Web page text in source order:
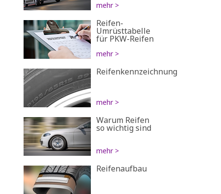
mehr >
Reifen-
Umrüsttabelle
für PKW-Reifen
mehr >
Reifenkennzeichnung
mehr >
Warum Reifen
so wichtig sind
mehr >
Reifenaufbau